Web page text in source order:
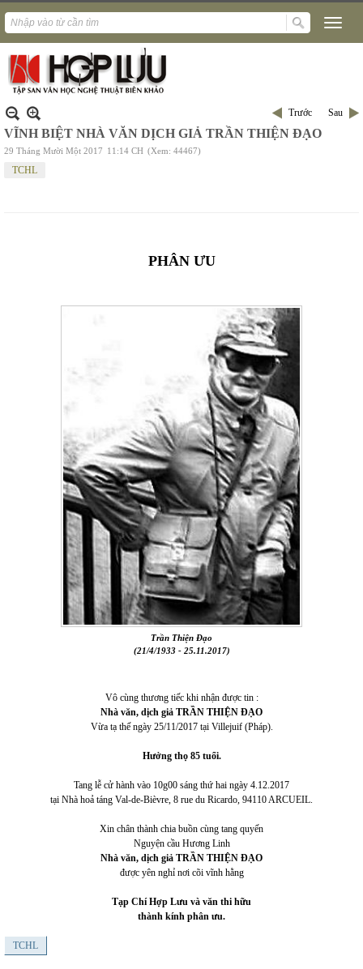
Trước Sau
VĨNH BIỆT NHÀ VĂN DỊCH GIẢ TRẦN THIỆN ĐẠO
29 Tháng Mười Một 2017 11:14 CH (Xem: 44467)
TCHL
PHÂN ƯU
Trần Thiện Đạo
(21/4/1933 - 25.11.2017)
Vô cùng thương tiếc khi nhận được tin :
Nhà văn, dịch giả TRẦN THIỆN ĐẠO
Vừa tạ thế ngày 25/11/2017 tại Villejuif (Pháp).
Hưởng thọ 85 tuổi.
Tang lễ cử hành vào 10g00 sáng thứ hai ngày 4.12.2017
tại Nhà hoả táng Val-de-Bièvre, 8 rue du Ricardo, 94110 ARCUEIL.
Xin chân thành chia buồn cùng tang quyến
Nguyện cầu Hương Linh
Nhà văn, dịch giả TRẦN THIỆN ĐẠO
được yên nghỉ nơi cõi vĩnh hằng
Tạp Chí Hợp Lưu và văn thi hữu
thành kính phân ưu.
TCHL